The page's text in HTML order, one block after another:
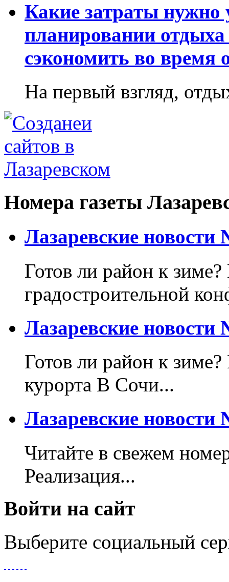
Какие затраты нужно
планировании
сэкономить во время
На первый взгляд,
Номера газеты
Лазаревские новости
Готов ли район к зиме?
градостроительной
Лазаревские новости
Готов ли район к
курорта В Сочи...
Лазаревские новости
Читайте в свежем
Реализация...
Войти на сайт
Выберите социальный